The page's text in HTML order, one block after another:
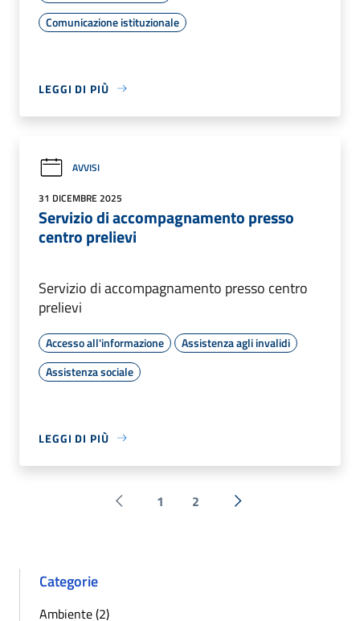
Comunicazione istituzionale
LEGGI DI PIÙ
AVVISI
31 DICEMBRE 2025
Servizio di accompagnamento presso
centro prelievi
Servizio di accompagnamento presso centro
prelievi
Accesso all'informazione
Assistenza agli invalidi
Assistenza sociale
LEGGI DI PIÙ
Pagina precedente
1 2 Successiva »
Categorie
Ambiente (2)